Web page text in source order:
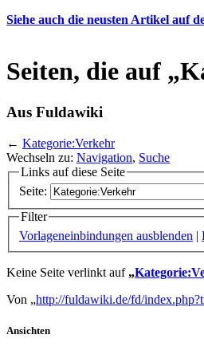
Siehe auch die neusten Artikel auf
Seiten, die auf
Aus Fuldawiki
← Kategorie:Verkehr
Wechseln zu: Navigation, Suche
Links auf diese Seite
Seite:
Filter
Vorlageneinbindungen ausblenden |
Keine Seite verlinkt auf „
Von „http://fuldawiki.de/fd/
Ansichten